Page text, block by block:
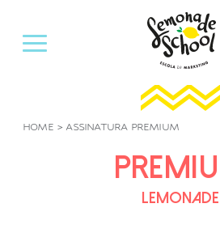
HOME> ASSINATURA PREMIUM
LEMONADE